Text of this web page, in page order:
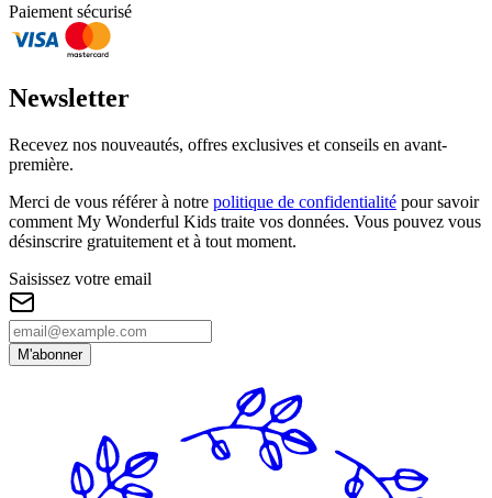
Paiement sécurisé
Newsletter
Recevez nos nouveautés, offres exclusives et conseils en avant-
première.
Merci de vous référer à notre politique de confidentialité pour savoir
comment My Wonderful Kids traite vos données. Vous pouvez vous
désinscrire gratuitement et à tout moment.
Saisissez votre email
M'abonner